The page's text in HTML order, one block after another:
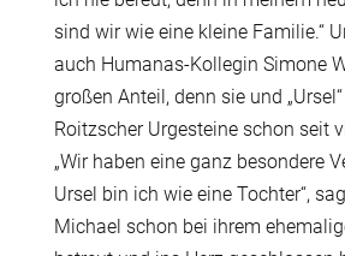
sind wir wie eine kleine Familie.“
auch Humanas-Kollegin Simone
großen Anteil, denn sie und
Roitzscher Urgesteine schon seit
„Wir haben eine ganz besondere
Ursel bin ich wie eine Tochter“,
Michael schon bei ihrem